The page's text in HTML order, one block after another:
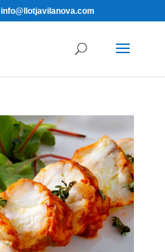
info@llotjavilanova.com